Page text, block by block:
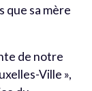
que sa mère
de notre
Ville »,